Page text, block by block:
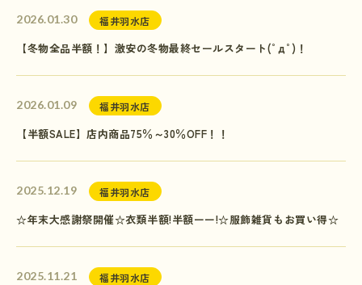
2026.01.30 福井羽水店
【冬物全品半額！】激安の冬物最終セールスタート(ﾟдﾟ)！
2026.01.09 福井羽水店
【半額SALE】店内商品75％～30％OFF！！
2025.12.19 福井羽水店
☆年末大感謝祭開催☆衣類半額!半額ーー!☆服飾雑貨もお買い得☆
2025.11.21 福井羽水店